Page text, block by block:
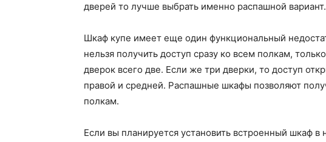
дверей то лучше выбрать именно распашной вариант.
Шкаф купе имеет еще один функциональный
нельзя получить доступ сразу ко всем полкам,
дверок всего две. Если же три дверки, то доступ
правой и средней. Распашные шкафы позволяют
полкам.
Если вы планируется установить встроенный шкаф